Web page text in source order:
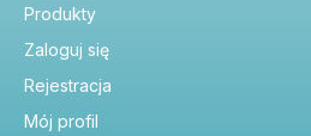
Produkty
Zaloguj się
Rejestracja
Mój profil